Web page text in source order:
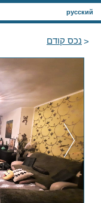
русский
נכס קודם